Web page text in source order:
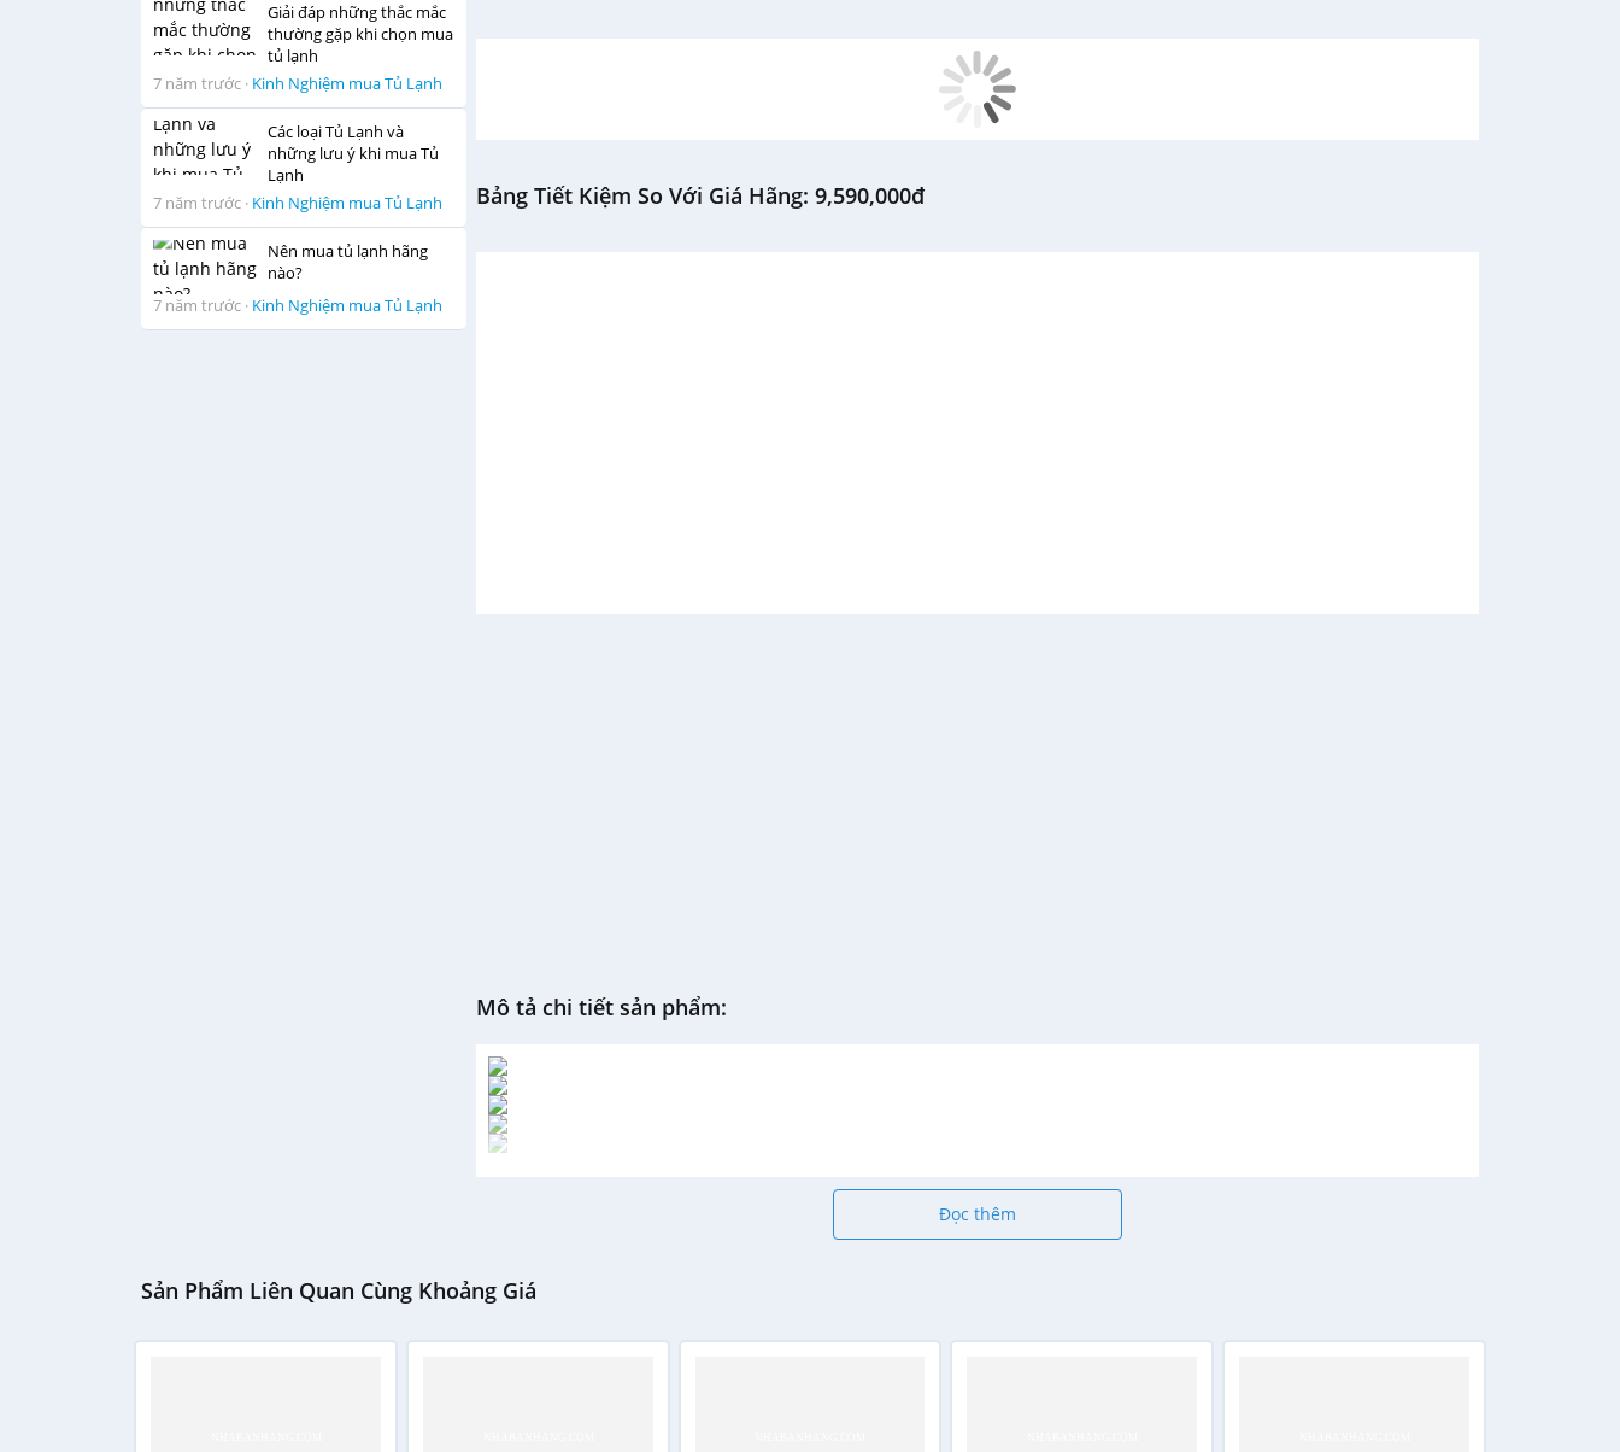
Giải đáp những thắc mắc
thường gặp khi chọn mua
tủ lạnh
7 năm trước · Kinh Nghiệm mua Tủ Lạnh
Các loại Tủ Lạnh và
những lưu ý khi mua Tủ
Lạnh
7 năm trước · Kinh Nghiệm mua Tủ Lạnh
Nên mua tủ lạnh hãng
nào?
7 năm trước · Kinh Nghiệm mua Tủ Lạnh
Bảng Tiết Kiệm So Với Giá Hãng: 9,590,000đ
Mô tả chi tiết sản phẩm:
Đọc thêm
Sản Phẩm Liên Quan Cùng Khoảng Giá